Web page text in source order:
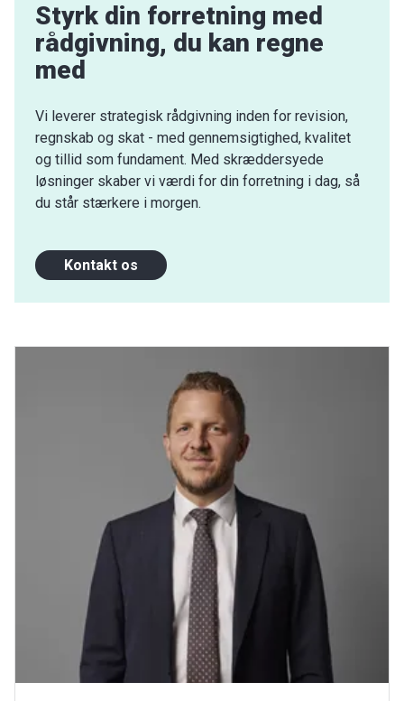
Styrk din forretning med
rådgivning, du kan regne
med
Vi leverer strategisk rådgivning inden for revision,
regnskab og skat - med gennemsigtighed, kvalitet
og tillid som fundament. Med skræddersyede
løsninger skaber vi værdi for din forretning i dag, så
du står stærkere i morgen.
Kontakt os